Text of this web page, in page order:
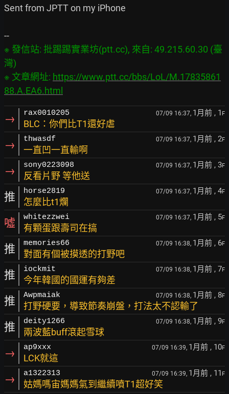
Sent from JPTT on my iPhone
※ 發信站: 批踢踢實業坊(ptt.cc), 來自: 49.215.60.30 (臺
灣)
※ 文章網址: https://www.ptt.cc/bbs/LoL/M.17835861
88.A.EA6.html
→ rax0010205 07/09 16:37, 1月前 , 1 F
BLC：你們比T1還好虐
→ thwasdf 07/09 16:37, 1月前 , 2F
一直凹一直輸啊
→ sony0223098 07/09 16:37, 1月前 , 3F
反看片野 等他送
推 horse2819 07/09 16:37, 1月前 , 4F
怎麼比t1爛
噓 whitezzwei 07/09 16:37, 1月前 , 5F
有顆蛋跟壽司在搞
推 memories66 07/09 16:38, 1月前 , 6F
對面有個被摸透的打野吧
推 iockmit 07/09 16:38, 1月前 , 7F
今年韓國的國運有夠差
推 Awpmaiak 07/09 16:38, 1月前 , 8F
打野硬要，導致節奏崩盤，打法太不認輸了
推 deity1266 07/09 16:38, 1月前 , 9F
兩波藍buff滾起雪球
→ ap9xxx 07/09 16:39, 1月前 , 10F
LCK就這
→ a1322313 07/09 16:39, 1月前 , 11 F
姑媽嗎宙媽媽氣到繼續噴T1超好笑